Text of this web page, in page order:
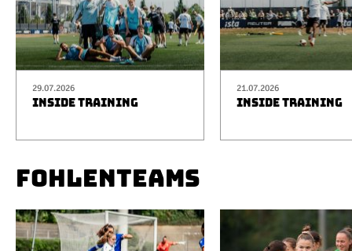
29.07.2026
INSIDE TRAINING
21.07.2026
INSIDE TRAINING
FOHLENTEAMS